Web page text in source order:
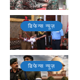
डिफेन्स न्यूज़
डिफेन्स न्यूज़